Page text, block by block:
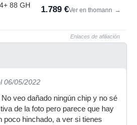
88 GH
1.789 €Ver en thomann →
Enlaces de afiliación
06/05/2022
No veo dañado ningún chip y no sé
de la foto pero parece que hay
poco hinchado, a ver si tienes